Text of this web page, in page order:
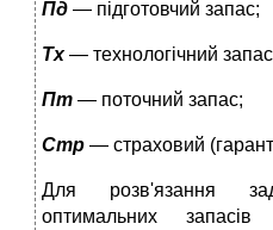
Пд — підготовчий запас;
Тх— технологічний
Пт — поточний запас;
Стр — страховий
Для розв'язання
оптимальних